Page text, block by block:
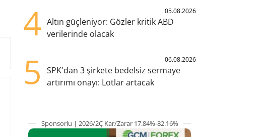
4 05.08.2026
Altın güçleniyor: Gözler kritik ABD
verilerinde olacak
5 06.08.2026
SPK'dan 3 şirkete bedelsiz sermaye
artırımı onayı: Lotlar artacak
Sponsorlu | 2026/2Ç Kar/Zarar 17.84%-82.16%